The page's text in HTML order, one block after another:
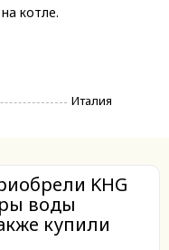
котле.
Италия
KHG
воды
купили